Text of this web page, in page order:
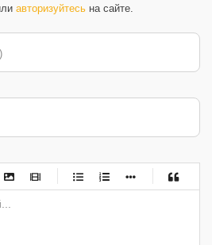
авторизуйтесь на сайте.
-
-